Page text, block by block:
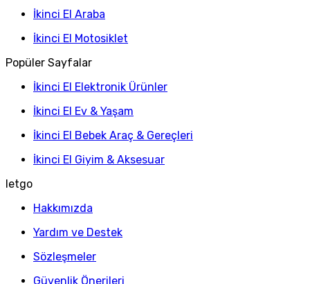
İkinci El Araba
İkinci El Motosiklet
Popüler Sayfalar
İkinci El Elektronik Ürünler
İkinci El Ev & Yaşam
İkinci El Bebek Araç & Gereçleri
İkinci El Giyim & Aksesuar
letgo
Hakkımızda
Yardım ve Destek
Sözleşmeler
Güvenlik Önerileri